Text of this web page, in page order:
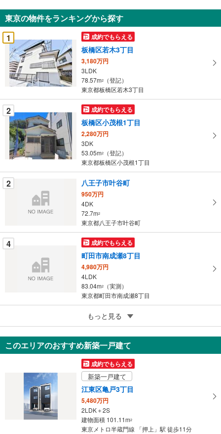
知
を
受
け
取
る
・
条
件
を
マ
イ
ペ
ー
に
保
東京の物件をランキングから探す
1
成約でもらえる
板橋区若木3丁目
3,180万円
3LDK
78.57m2
（登記）
東京都板橋区若木3丁目
2 成約でもらえる
板橋区小茂根1丁目
2,280万円
3DK
53.05m2
（登記）
東京都板橋区小茂根1丁目
2 八王子市叶谷町
950万円
4DK
72.7m2
東京都八王子市叶谷町
4 成約でもらえる
町田市南成瀬8丁目
4,980万円
4LDK
83.04m2
（実測）
東京都町田市南成瀬8丁目
成約でもらえる
東村山市萩山町1丁目
4,049万円
4LDK
90.22m2（登記）
東京都東村山市萩山町1丁目
もっと見る
このエリアのおすすめ新築一戸建て
成約でもらえる
新築一戸建て
江東区亀戸3丁目
5,480万円
2LDK＋2S
建物面積 101.11m2
東京メトロ半蔵門線 「押上」駅 徒歩11分